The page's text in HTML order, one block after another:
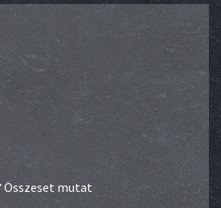
Összeset mutat